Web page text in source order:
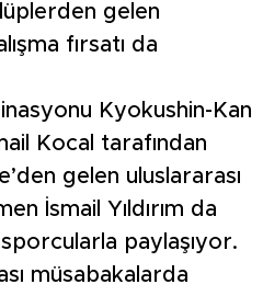
gelen
fırsatı da
Kyokushin-Kan
Kocal tarafından
gelen uluslararası
İsmail Yıldırım da
paylaşıyor.
müsabakalarda